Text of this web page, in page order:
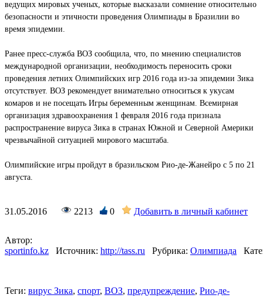
ведущих мировых ученых, которые высказали сомнение относительно
безопасности и этичности проведения Олимпиады в Бразилии во
время эпидемии.
Ранее пресс-служба ВОЗ сообщила, что, по мнению специалистов
международной организации, необходимость переносить сроки
проведения летних Олимпийских игр 2016 года из-за эпидемии Зика
отсутствует. ВОЗ рекомендует внимательно относиться к укусам
комаров и не посещать Игры беременным женщинам. Всемирная
организация здравоохранения 1 февраля 2016 года признала
распространение вируса Зика в странах Южной и Северной Америки
чрезвычайной ситуацией мирового масштаба.
Олимпийские игры пройдут в бразильском Рио-де-Жанейро с 5 по 21
августа.
31.05.2016 2213 0 Добавить в личный кабинет
Автор:
sportinfo.kz
Источник: http://tass.ru Рубрика: Олимпиада
Теги: вирус Зика, спорт, ВОЗ, предупреждение, Рио-де-